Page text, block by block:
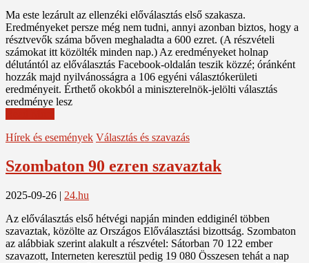
Ma este lezárult az ellenzéki előválasztás első szakasza.
Eredményeket persze még nem tudni, annyi azonban biztos, hogy a
résztvevők száma bőven meghaladta a 600 ezret. (A részvételi
számokat itt közölték minden nap.) Az eredményeket holnap
délutántól az előválasztás Facebook-oldalán teszik közzé; óránként
hozzák majd nyilvánosságra a 106 egyéni választókerületi
eredményeit. Érthető okokból a miniszterelnök-jelölti választás
eredménye lesz
Hírek és események Választás és szavazás
Szombaton 90 ezren szavaztak
2025-09-26 | 24.hu
Az előválasztás első hétvégi napján minden eddiginél többen
szavaztak, közölte az Országos Előválasztási bizottság. Szombaton
az alábbiak szerint alakult a részvétel: Sátorban 70 122 ember
szavazott, Interneten keresztül pedig 19 080 Összesen tehát a nap